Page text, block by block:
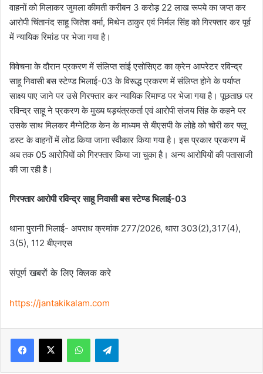
वाहनों को मिलाकर जुमला कीमती करीबन 3 करोड़ 22 लाख रूपये का जप्त कर
आरोपी चिंतानंद साहू जितेश वर्मा, मिथेन ठाकुर एवं निर्मल सिंह को गिरफ्तार कर पूर्व
में न्यायिक रिमांड पर भेजा गया है।
विवेचना के दौरान प्रकरण में संलिप्त सांई एसोसिएट का क्रेन आपरेटर रविन्द्र
साहू निवासी बस स्टेण्ड भिलाई-03 के विरूद्ध प्रकरण में संलिप्त होने के पर्याप्त
साक्ष्य पाए जाने पर उसे गिरफ्तार कर न्यायिक रिमाण्ड पर भेजा गया है। पूछताछ पर
रविन्द्र साहू ने प्रकरण के मुख्य षड़यंत्रकर्ता एवं आरोपी संजय सिंह के कहने पर
उसके साथ मिलकर मैग्नेटिक केन के माध्यम से बीएसपी के लोहे को चोरी कर फ्लू
डस्ट के वाहनों में लोड किया जाना स्वीकार किया गया है। इस प्रकार प्रकरण में
अब तक 05 आरोपियों को गिरफ्तार किया जा चुका है। अन्य आरोपियों की पतासाजी
की जा रही है।
गिरफ्तार आरोपी रविन्द्र साहू निवासी बस स्टेण्ड भिलाई-03
थाना पुरानी भिलाई- अपराध क्रमांक 277/2026, थारा 303(2),317(4),
3(5), 112 बीएनएस
संपूर्ण खबरों के लिए क्लिक करे
https://jantakikalam.com
Facebook
X WhatsAppTelegram